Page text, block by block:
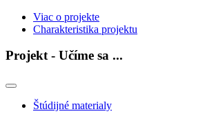
Viac o projekte
Charakteristika projektu
Projekt - Učíme sa ...
Štúdijné materialy